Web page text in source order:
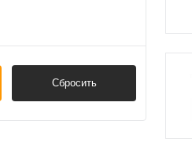
Сбросить